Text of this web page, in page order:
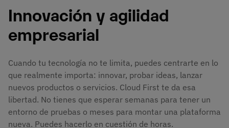
Innovación y agilidad
empresarial
Cuando tu tecnología no te limita, puedes centrarte en lo
que realmente importa: innovar, probar ideas, lanzar
nuevos productos o servicios. Cloud First te da esa
libertad. No tienes que esperar semanas para tener un
entorno de pruebas o meses para montar una plataforma
nueva. Puedes hacerlo en cuestión de horas.